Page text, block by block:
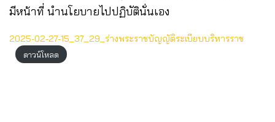
มีหน้าที่ นำนโยบายไปปฏิบัตินั่นเอง
2025-02-27-15_37_29_ร่างพระราชบัญญัติระเบียบบริหารราช
ดาวน์โหลด